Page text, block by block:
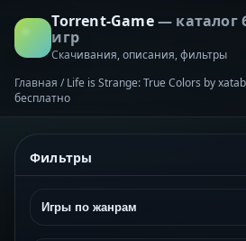
Torrent-Game— каталог
игр
Скачивания, описания, фильтры
Главная / Life is Strange: True Colors by
бесплатно
Фильтры
Игры по жанрам